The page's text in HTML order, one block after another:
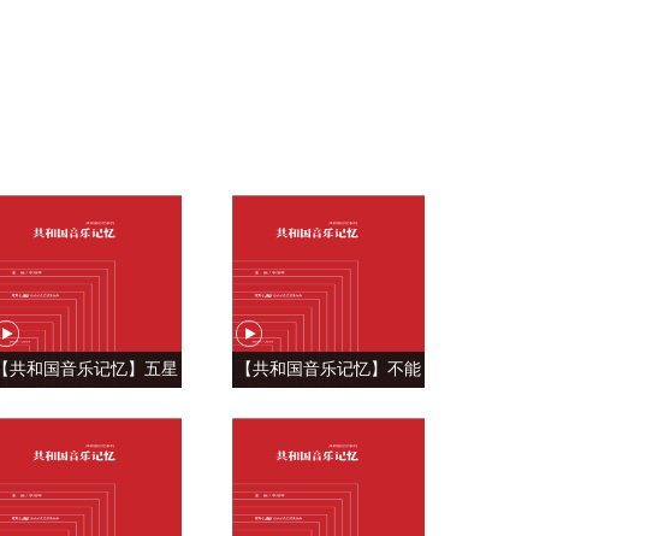
【共和国音乐记忆】五星
《红旗飘飘》
【共和国音乐记忆】不能
原》